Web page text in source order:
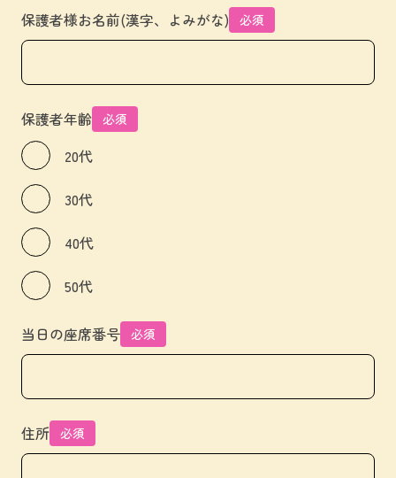
保護者様お名前(漢字、よみがな) 必須
保護者年齢 必須
20代
30代
40代
50代
当日の座席番号 必須
住所 必須